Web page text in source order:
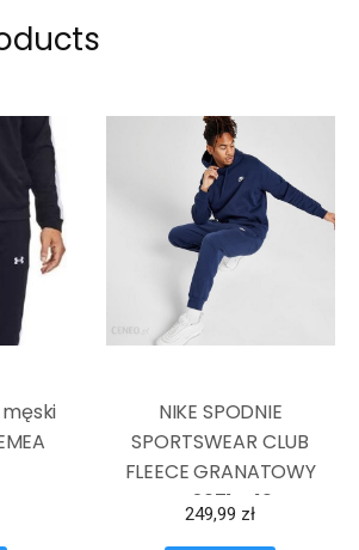
NIKE SPODNIE
SPORTSWEAR CLUB
FLEECE GRANATOWY
BV2671-410
249,99 zł